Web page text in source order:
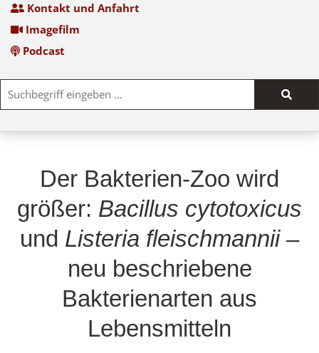
Kontakt und Anfahrt
Imagefilm
Podcast
Der Bakterien-Zoo wird
größer: Bacillus cytotoxicus
und Listeria fleischmannii–
neu beschriebene
Bakterienarten aus
Lebensmitteln